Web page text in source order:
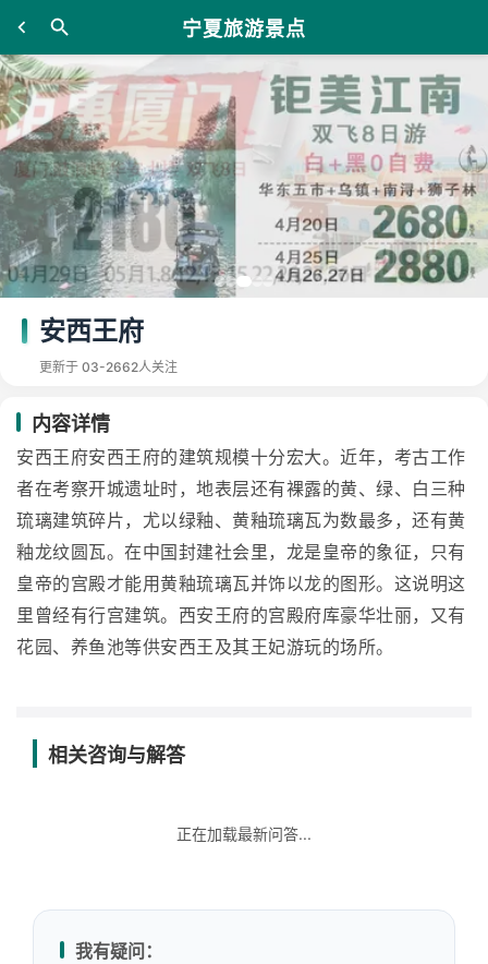
宁夏旅游景点
安西王府
更新于 03-2662人关注
内容详情
安西王府安西王府的建筑规模十分宏大。近年，考古工作
者在考察开城遗址时，地表层还有裸露的黄、绿、白三种
琉璃建筑碎片，尤以绿釉、黄釉琉璃瓦为数最多，还有黄
釉龙纹圆瓦。在中国封建社会里，龙是皇帝的象征，只有
皇帝的宫殿才能用黄釉琉璃瓦并饰以龙的图形。这说明这
里曾经有行宫建筑。西安王府的宫殿府库豪华壮丽，又有
花园、养鱼池等供安西王及其王妃游玩的场所。
相关咨询与解答
正在加载最新问答...
我有疑问：